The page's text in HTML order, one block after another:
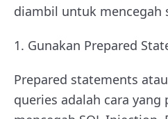
diambil untuk mencegah
1. Gunakan Prepared
Prepared statements
queries adalah cara